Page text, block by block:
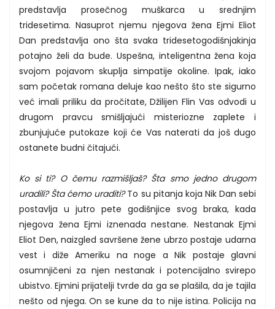
predstavlja prosečnog muškarca u srednjim
tridesetima. Nasuprot njemu njegova žena Ejmi Eliot
Dan predstavlja ono šta svaka tridesetogodišnjakinja
potajno želi da bude. Uspešna, inteligentna žena koja
svojom pojavom skuplja simpatije okoline. Ipak, iako
sam početak romana deluje kao nešto što ste sigurno
već imali priliku da pročitate, Džilijen Flin Vas odvodi u
drugom pravcu smišljajući misteriozne zaplete i
zbunjujuće putokaze koji će Vas naterati da još dugo
ostanete budni čitajući.
Ko si ti? O čemu razmišljaš? Šta smo jedno drugom
uradili? Šta ćemo uraditi?To su pitanja koja Nik Dan sebi
postavlja u jutro pete godišnjice svog braka, kada
njegova žena Ejmi iznenada nestane. Nestanak Ejmi
Eliot Den, naizgled savršene žene ubrzo postaje udarna
vest i diže Ameriku na noge a Nik postaje glavni
osumnjičeni za njen nestanak i potencijalno svirepo
ubistvo. Ejmini prijatelji tvrde da ga se plašila, da je tajila
nešto od njega. On se kune da to nije istina. Policija na